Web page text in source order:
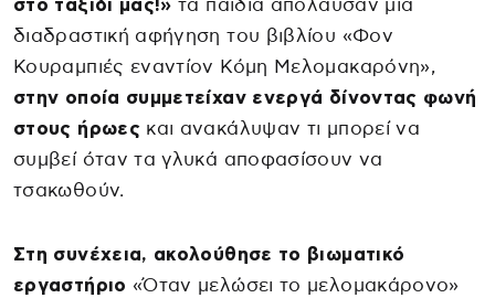
στο ταξίδι μας!» τα παιδιά απόλαυσαν μια
διαδραστική αφήγηση του βιβλίου «Φον
Κουραμπιές εναντίον Κόμη Μελομακαρόνη»,
στην οποία συμμετείχαν ενεργά δίνοντας φωνή
στους ήρωεςκαι ανακάλυψαν τι μπορεί να
συμβεί όταν τα γλυκά αποφασίσουν να
τσακωθούν.
Στη συνέχεια, ακολούθησε το βιωματικό
εργαστήριο «Όταν μελώσει το μελομακάρονο»